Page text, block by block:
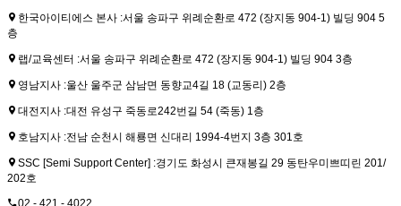
한국아이티에스 본사 :서울 송파구 위례순환로 472 (장지동 904-1) 빌딩 904 5
층
랩/교육센터 :서울 송파구 위례순환로 472 (장지동 904-1) 빌딩 904 3층
영남지사 :울산 울주군 삼남면 동향교4길 18 (교동리) 2층
대전지사 :대전 유성구 죽동로242번길 54 (죽동) 1층
호남지사 :전남 순천시 해룡면 신대리 1994-4번지 3층 301호
SSC [Semi Support Center] :경기도 화성시 큰재봉길 29 동탄우미쁘띠린 201/
202호
02 - 421 - 4022